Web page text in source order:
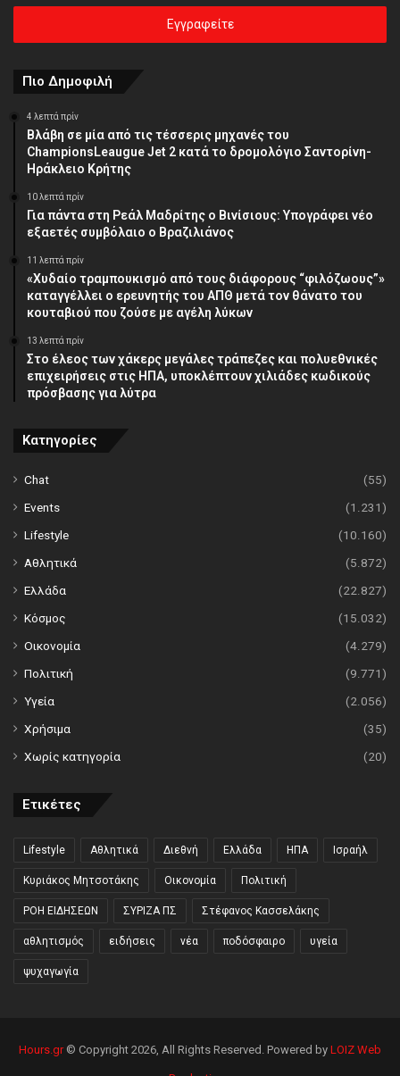
ηλεκτρονική
διεύθυνση
Πιο Δημοφιλή
4 λεπτά πρίν
Βλάβη σε μία από τις τέσσερις μηχανές του
ChampionsLeaugue Jet 2 κατά το δρομολόγιο Σαντορίνη-
Ηράκλειο Κρήτης
10 λεπτά πρίν
Για πάντα στη Ρεάλ Μαδρίτης ο Βινίσιους: Υπογράφει νέο
εξαετές συμβόλαιο ο Βραζιλιάνος
11 λεπτά πρίν
«Χυδαίο τραμπουκισμό από τους διάφορους “φιλόζωους”»
καταγγέλλει ο ερευνητής του ΑΠΘ μετά τον θάνατο του
κουταβιού που ζούσε με αγέλη λύκων
13 λεπτά πρίν
Στο έλεος των χάκερς μεγάλες τράπεζες και πολυεθνικές
επιχειρήσεις στις ΗΠΑ, υποκλέπτουν χιλιάδες κωδικούς
πρόσβασης για λύτρα
Κατηγορίες
Chat
(55)
Events
(1.231)
Lifestyle
(10.160)
Αθλητικά
(5.872)
Ελλάδα
(22.827)
Κόσμος
(15.032)
Οικονομία
(4.279)
Πολιτική
(9.771)
Υγεία
(2.056)
Χρήσιμα
(35)
Χωρίς κατηγορία
(20)
Ετικέτες
Lifestyle Αθλητικά Διεθνή Ελλάδα ΗΠΑ Ισραήλ
Κυριάκος Μητσοτάκης Οικονομία Πολιτική
ΡΟΗ ΕΙΔΗΣΕΩΝ ΣΥΡΙΖΑ ΠΣ Στέφανος Κασσελάκης
αθλητισμός ειδήσεις νέα ποδόσφαιρο υγεία
ψυχαγωγία
Hours.gr© Copyright 2026, All Rights Reserved. Powered by LOIZ Web